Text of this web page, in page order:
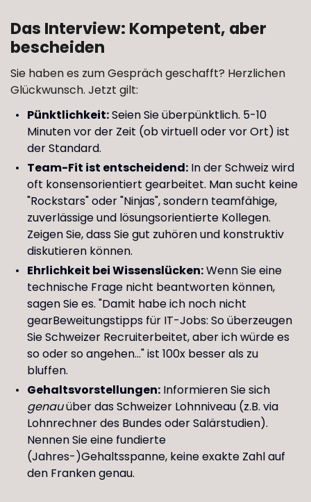
Das Interview: Kompetent, aber
bescheiden
Sie haben es zum Gespräch geschafft? Herzlichen
Glückwunsch. Jetzt gilt:
Pünktlichkeit:Seien Sie überpünktlich. 5-10
Minuten vor der Zeit (ob virtuell oder vor Ort) ist
der Standard.
Team-Fit ist entscheidend:In der Schweiz wird
oft konsensorientiert gearbeitet. Man sucht keine
"Rockstars" oder "Ninjas", sondern teamfähige,
zuverlässige und lösungsorientierte Kollegen.
Zeigen Sie, dass Sie gut zuhören und konstruktiv
diskutieren können.
Ehrlichkeit bei Wissenslücken:Wenn Sie eine
technische Frage nicht beantworten können,
sagen Sie es. "Damit habe ich noch nicht
gearBeweitungstipps für IT-Jobs: So überzeugen
Sie Schweizer Recruiterbeitet, aber ich würde es
so oder so angehen..." ist 100x besser als zu
bluffen.
Gehaltsvorstellungen:Informieren Sie sich
genauüber das Schweizer Lohnniveau (z.B. via
Lohnrechner des Bundes oder Salärstudien).
Nennen Sie eine fundierte
(Jahres-)Gehaltsspanne, keine exakte Zahl auf
den Franken genau.